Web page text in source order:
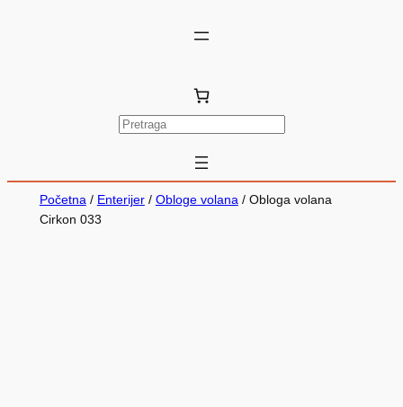
P
t
Početna/ Enterijer/ Obloge volana/ Obloga volana
Cirkon 033